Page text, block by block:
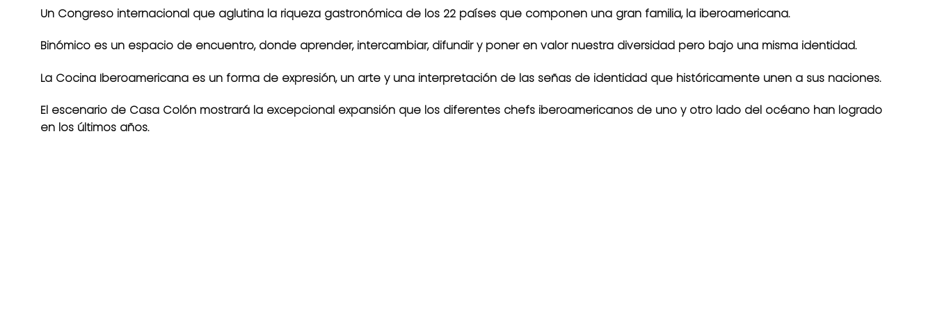
Un Congreso internacional que aglutina la riqueza gastronómica de los 22 países que componen una gran familia, la iberoamericana.
Binómico es un espacio de encuentro, donde aprender, intercambiar, difundir y poner en valor nuestra diversidad pero bajo una misma identidad.
La Cocina Iberoamericana es un forma de expresión, un arte y una interpretación de las señas de identidad que históricamente unen a sus naciones.
El escenario de Casa Colón mostrará la excepcional expansión que los diferentes chefs iberoamericanos de uno y otro lado del océano han logrado
en los últimos años.